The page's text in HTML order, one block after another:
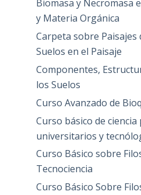
Biomasa y Necromasa
y Materia Orgánica
Carpeta sobre Paisajes
Suelos en el Paisaje
Componentes,
los Suelos
Curso Avanzado de
Curso básico de
universitarios y
Curso Básico sobre
Tecnociencia
Curso Básico Sobre